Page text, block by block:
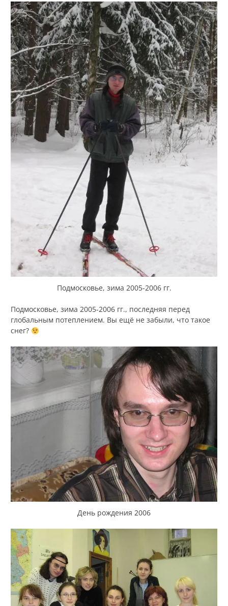
Подмосковье, зима 2005-2006 гг.
Подмосковье, зима 2005-2006 гг., последняя перед
глобальным потеплением. Вы ещё не забыли, что такое
снег?
День рождения 2006